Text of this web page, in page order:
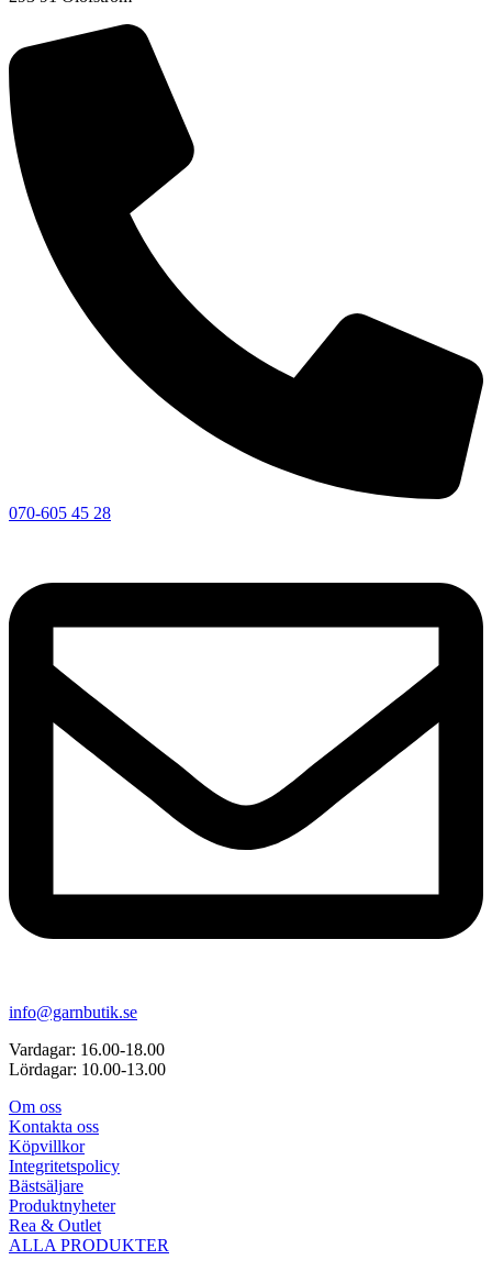
070-605 45 28
info@garnbutik.se
Vardagar: 16.00-18.00
Lördagar: 10.00-13.00
Om oss
Kontakta oss
Köpvillkor
Integritetspolicy
Bästsäljare
Produktnyheter
Rea & Outlet
ALLA PRODUKTER